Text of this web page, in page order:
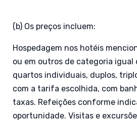
(b) Os preços incluem:
Hospedagem nos hotéis
ou em outros de categoria igual
quartos individuais, duplos,
com a tarifa escolhida, com
taxas. Refeições conforme
oportunidade. Visitas e